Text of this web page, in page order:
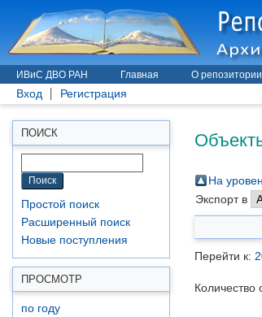
ИВиС ДВО РАН Главная О репозитории
Вход Регистрация
ПОИСК
Простой поиск
Расширенный поиск
Новые поступления
ПРОСМОТР
по году
На
Экспорт в
Перейти к:
Количество